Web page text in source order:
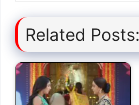
Related Posts: